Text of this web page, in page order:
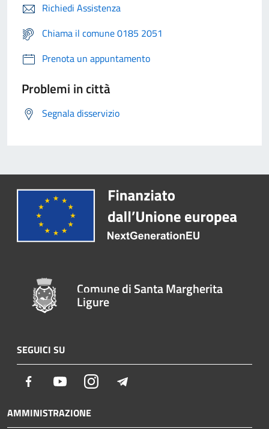
Richiedi Assistenza
Chiama il comune 0185 2051
Prenota un appuntamento
Problemi in città
Segnala disservizio
Comune di Santa Margherita
Ligure
SEGUICI SU
Facebook YoutubeInstagram
AMMINISTRAZIONE